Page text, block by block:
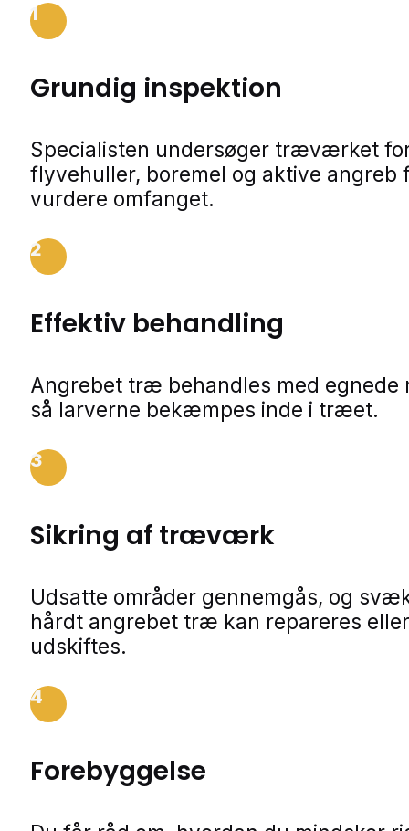
1
Grundig inspektion
Specialisten undersøger træværket
flyvehuller, boremel og aktive angreb
vurdere omfanget.
2
Effektiv behandling
Angrebet træ behandles med egnede
så larverne bekæmpes inde i træet.
3
Sikring af træværk
Udsatte områder gennemgås, og
hårdt angrebet træ kan repareres eller
udskiftes.
4
Forebyggelse